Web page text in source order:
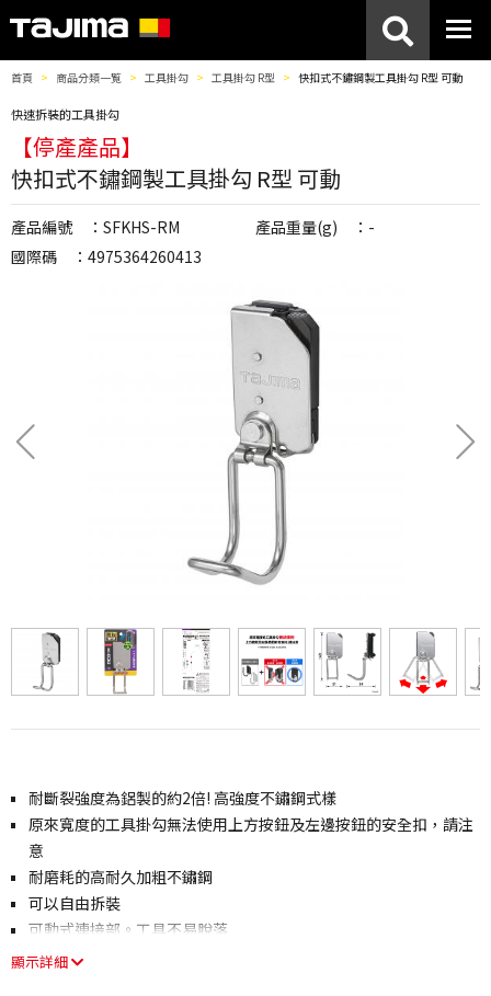
首頁 商品分類一覧 工具掛勾 工具掛勾 R型 快扣式不鏽鋼製工具掛勾 R型 可動
快速拆裝的工具掛勾
【停產產品】
快扣式不鏽鋼製工具掛勾 R型 可動
產品編號 ：SFKHS-RM
產品重量(g) ：-
國際碼 ：4975364260413
耐斷裂強度為鋁製的約2倍! 高強度不鏽鋼式樣
原來寬度的工具掛勾無法使用上方按鈕及左邊按鈕的安全扣，請注
意
耐磨耗的高耐久加粗不鏽鋼
可以自由拆裝
可動式連接部。工具不易脫落
顯示詳細